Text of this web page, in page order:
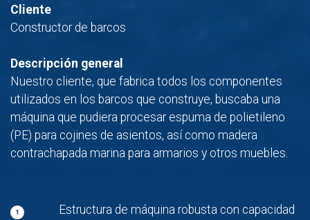
Cliente
Constructor de barcos
Descripción general
Nuestro cliente, que fabrica todos los componentes
utilizados en los barcos que construye, buscaba una
máquina que pudiera procesar espuma de polietileno
(PE) para cojines de asientos, así como madera
contrachapada marina para armarios y otros muebles.
1
Estructura de máquina robusta con capacidad